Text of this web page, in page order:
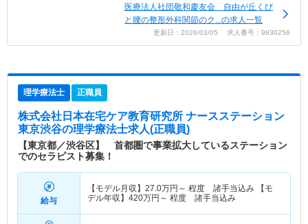
医療法人社団敬和慶友会 自由が丘くび
と腰の整形外科関節のク...の求人一覧
更新日：2026/03/05 求人番号：9830256
理学療法士 正職員
株式会社日本在宅ケア教育研究所 ナースステーション
東京渋谷の理学療法士求人(正職員)
【東京都／渋谷区】 首都圏で事業拡大しているステーション
でのセラピスト募集！
給与
【モデル月収】 27.0万円～ 程度 諸手当込み 【モ
デル年収】 420万円～ 程度 諸手当込み